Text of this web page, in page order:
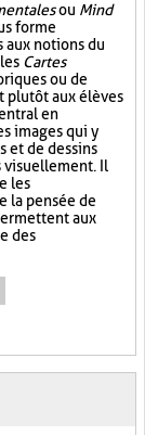
ou Mind
forme
notions du
Cartes
ou de
plutôt aux élèves
en
images qui y
et de dessins
visuellement. Il
les
la pensée de
aux
des